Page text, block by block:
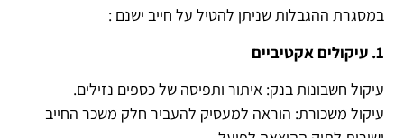
במסגרת ההגבלות שניתן להטיל על חייב ישנם :
1. עיקולים אקטיביים
עיקול חשבונות בנק: איתור ותפיסה של כספים נזילים.
עיקול משכורת: הוראה למעסיק להעביר חלק משכר החייב